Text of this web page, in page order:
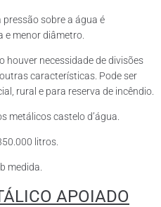
sobre a água é
e menor diâmetro.
houver necessidade de divisões
características. Pode ser
rural e para reserva de incêndio.
metálicos castelo d’água.
litros.
medida.
APOIADO